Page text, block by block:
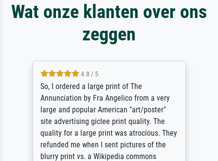
Wat onze klanten over ons
zeggen
4.8 / 5
So, I ordered a large print of The
Annunciation by Fra Angelico from a very
large and popular American "art/poster"
site advertising giclee print quality. The
quality for a large print was atrocious. They
refunded me when I sent pictures of the
blurry print vs. a Wikipedia commons